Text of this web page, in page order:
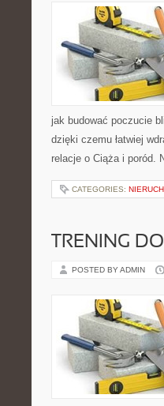
jak budować poczucie
dzięki czemu łatwiej
relacje o Ciąża i poród.
CATEGORIES:
TRENING
POSTED BY ADMIN